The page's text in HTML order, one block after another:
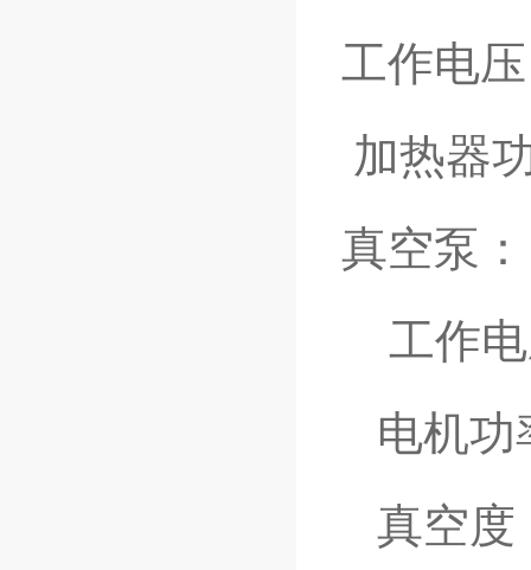
工作电
加热器
真空泵：
工作电
电机功
真空度